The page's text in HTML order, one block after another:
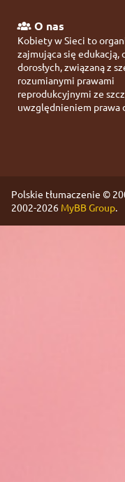
O nas
Kobiety w Sieci to
zajmująca się edukacją,
dorosłych, związaną z
rozumianymi prawami
reprodukcyjnymi ze
uwzględnieniem prawa
Polskie tłumaczenie ©
2002-2026 MyBB Group.